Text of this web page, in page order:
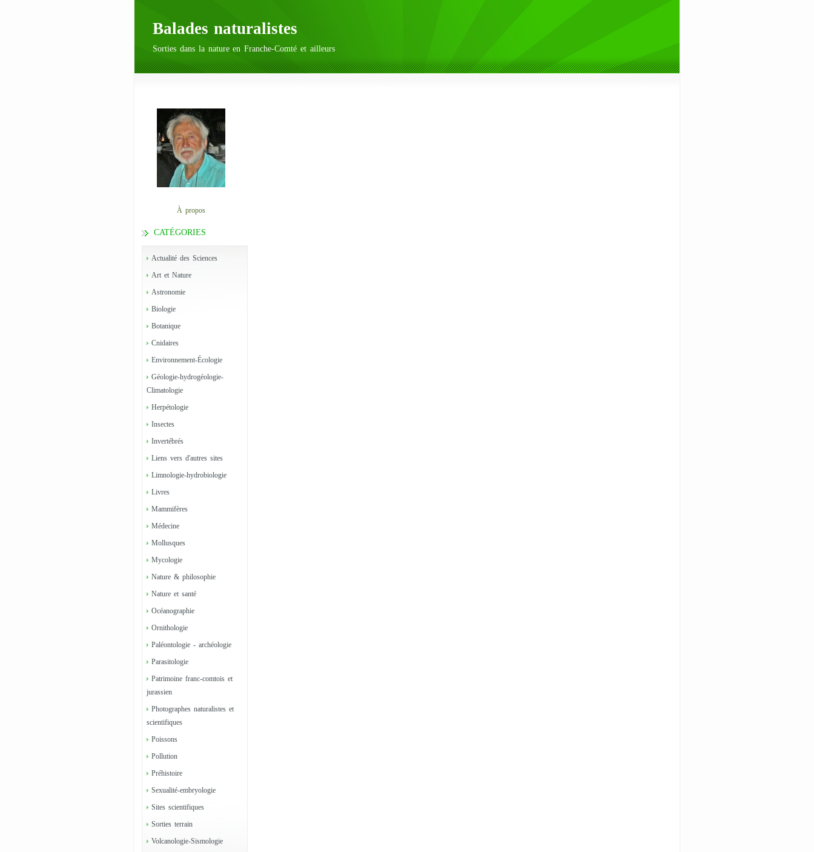
Balades naturalistes
Sorties dans la nature en Franche-Comté et ailleurs
À propos
CATÉGORIES
Actualité des Sciences
Art et Nature
Astronomie
Biologie
Botanique
Cnidaires
Environnement-Écologie
Géologie-hydrogéologie-
Climatologie
Herpétologie
Insectes
Invertébrés
Liens vers d'autres sites
Limnologie-hydrobiologie
Livres
Mammifères
Médecine
Mollusques
Mycologie
Nature & philosophie
Nature et santé
Océanographie
Ornithologie
Paléontologie - archéologie
Parasitologie
Patrimoine franc-comtois et
jurassien
Photographes naturalistes et
scientifiques
Poissons
Pollution
Préhistoire
Sexualité-embryologie
Sites scientifiques
Sorties terrain
Volcanologie-Sismologie